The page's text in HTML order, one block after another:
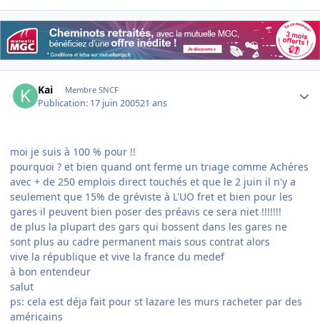
Kai Membre SNCF
Publication: 17 juin 200521 ans
moi je suis à 100 % pour !!
pourquoi ? et bien quand ont ferme un triage comme Achéres
avec + de 250 emplois direct touchés et que le 2 juin il n'y a
seulement que 15% de gréviste à L'UO fret et bien pour les
gares il peuvent bien poser des préavis ce sera niet !!!!!!!
de plus la plupart des gars qui bossent dans les gares ne
sont plus au cadre permanent mais sous contrat alors
vive la république et vive la france du medef
à bon entendeur
salut
ps: cela est déja fait pour st lazare les murs racheter par des
américains